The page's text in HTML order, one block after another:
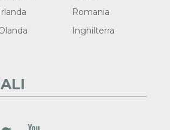
Irlanda
Romania
Inghilterra